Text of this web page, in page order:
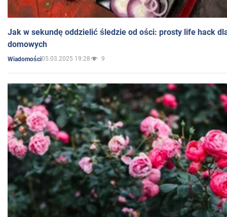
Jak w sekundę oddzielić śledzie od ości: prosty life hack
domowych
Wiadomości05.03.2025 19:28 9